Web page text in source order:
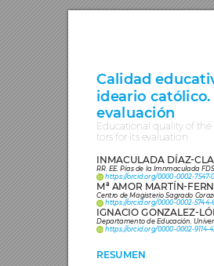
Calidad
ideario católico
evaluación
Educational quality of the
tors for its evaluation
INMACULADA DÍAZ-
RR. EE. Pías de la Imnmaculada
     https:
//orcid.org/0000-0002-7547-
Mª AMOR MARTÍN-
Centro de Magisterio Sagrado Coraz
https://orcid.org/0000-0002-5744-
IGNACIO GONZALEZ-L
Departamento de Educación.
     https:
//orcid.org/0000-0002-9114-
RESUMEN